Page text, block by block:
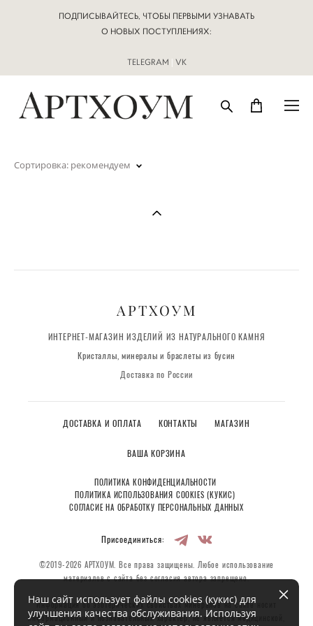
ПОДПИСЫВАЙТЕСЬ, ЧТОБЫ ПЕРВЫМИ УЗНАВАТЬ
О НОВЫХ ПОСТУПЛЕНИЯХ:
TELEGRAM | VK
Сортировка: рекомендуем
АРТХОУМ
ИНТЕРНЕТ-МАГАЗИН ИЗДЕЛИЙ ИЗ НАТУРАЛЬНОГО КАМНЯ
Кристаллы, минералы и браслеты из бусин
Доставка по России
ДОСТАВКА И ОПЛАТА КОНТАКТЫ МАГАЗИН
ВАША КОРЗИНА
ПОЛИТИКА КОНФИДЕНЦИАЛЬНОСТИ
ПОЛИТИКА ИСПОЛЬЗОВАНИЯ COOKIES (КУКИС)
СОГЛАСИЕ НА ОБРАБОТКУ ПЕРСОНАЛЬНЫХ ДАННЫХ
Присоединиться:
©2019-2026 АРТХОУМ. Все права защищены. Любое использование
материалов с сайта без согласия автора запрещено.
Информация об эзотерических свойствах минералов на сайте носит
информационный и познавательный характер, не является медицинской,
Наш сайт использует файлы cookies (кукис) для
улучшения качества обслуживания. Используя